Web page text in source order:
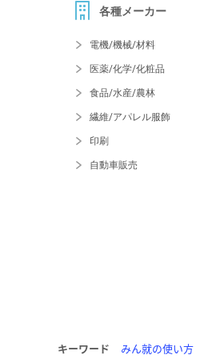
各種メーカー
電機/機械/材料
医薬/化学/化粧品
食品/水産/農林
繊維/アパレル服飾
印刷
自動車販売
キーワード みん就の使い方